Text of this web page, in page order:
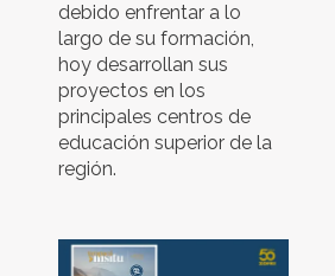
debido enfrentar a lo
largo de su formación,
hoy desarrollan sus
proyectos en los
principales centros de
educación superior de la
región.